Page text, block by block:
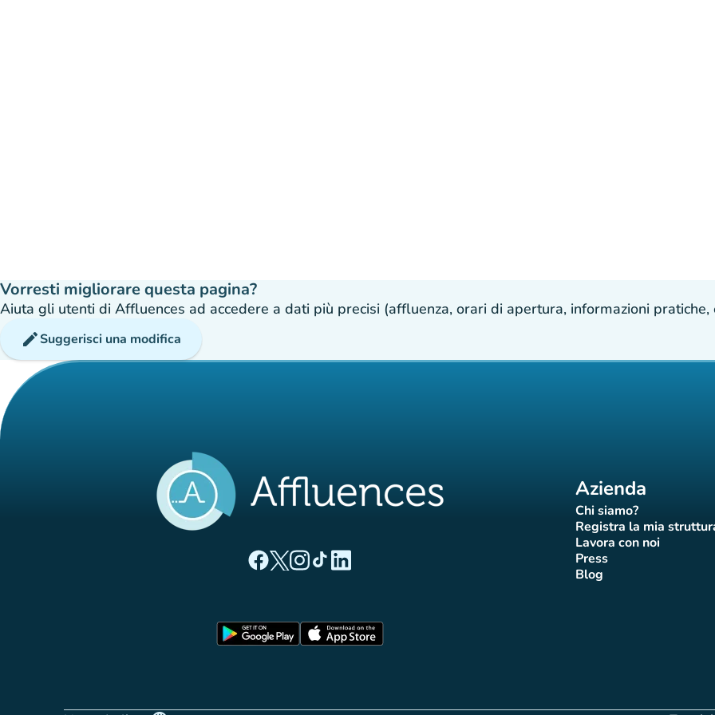
Vorresti migliorare questa pagina?
Aiuta gli utenti di Affluences ad accedere a dati più precisi (affluenza, orari di apertura, informazioni pratiche,
editSuggerisci una modifica
(nuova scheda)
(nuova scheda)
(nuova scheda)
(nuova scheda)
(nuova scheda)
Azienda
Chi siamo?(nuova scheda)
Registra la mia(nuova
Lavora con noi
(nuova scheda)
Press(nuova scheda)
Blog(nuova scheda)